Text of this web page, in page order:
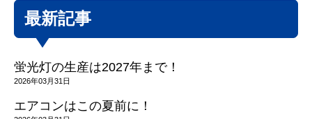
最新記事
蛍光灯の生産は2027年まで！
2026年03月31日
エアコンはこの夏前に！